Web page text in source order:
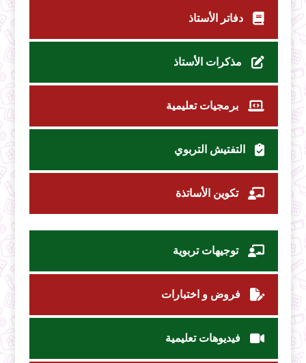
دفاتر الأستاذ
مذكرات الأستاذ
برمجيات تعليمية
التفتيش التربوي
تكوين الأساتذة
توجيهات تربوية
فروض و اختبارات
فيديوهات تعليمية